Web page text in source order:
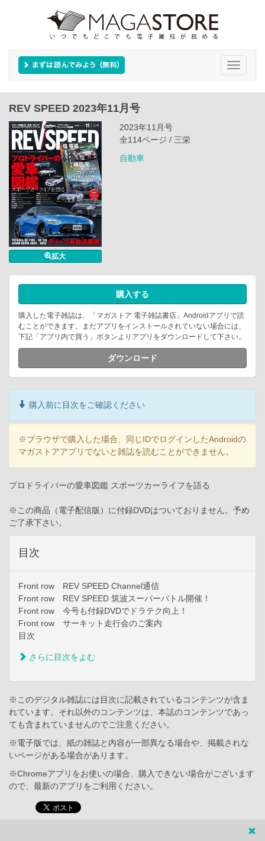
Toggle
REV SPEED 2023年11月号
拡大
2023年11月号
全114ページ / 三栄
自動車
購入する
購入した電子雑誌は、「マガストア 電子雑誌書店」Androidアプリで読
むことができます。まだアプリをインストールされていない場合には、
下記「アプリ内で買う」ボタンよりアプリをダウンロードして下さい。
ダウンロード
購入前に目次をご確認ください
※ブラウザで購入した場合、同じIDでログインしたAndroidの
マガストアアプリでないと雑誌を読むことができません。
プロドライバーの愛車図鑑 スポーツカーライフを語る
※この商品（電子配信版）に付録DVDはついておりません。予め
ご了承下さい。
目次
Front row REV SPEED Channel通信
Front row REV SPEED 筑波スーパーバトル開催！
Front row 今号も付録DVDでドラテク向上！
Front row サーキット走行会のご案内
目次
さらに目次をよむ
※このデジタル雑誌には目次に記載されているコンテンツが含ま
れています。それ以外のコンテンツは、本誌のコンテンツであっ
ても含まれていませんのでご注意ください。
※電子版では、紙の雑誌と内容が一部異なる場合や、掲載されな
いページがある場合があります。
※Chromeアプリをお使いの場合、購入できない場合がございます
ので、最新のアプリをご利用ください。